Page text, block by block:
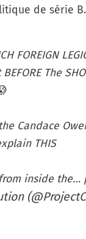
de série
FOREIGN
BEFORE The
Candace
THIS
inside the…